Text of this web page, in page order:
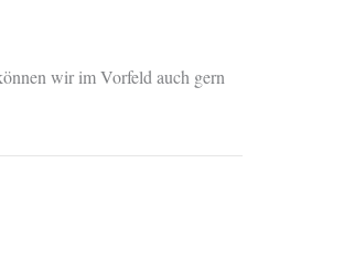
wir im Vorfeld auch gern